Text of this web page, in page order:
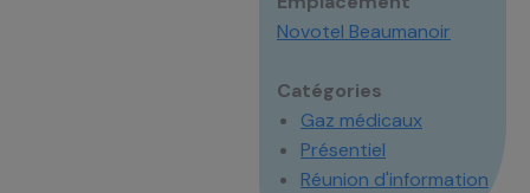
Novotel Beaumanoir
Catégories
Gaz médicaux
Présentiel
Réunion d'information